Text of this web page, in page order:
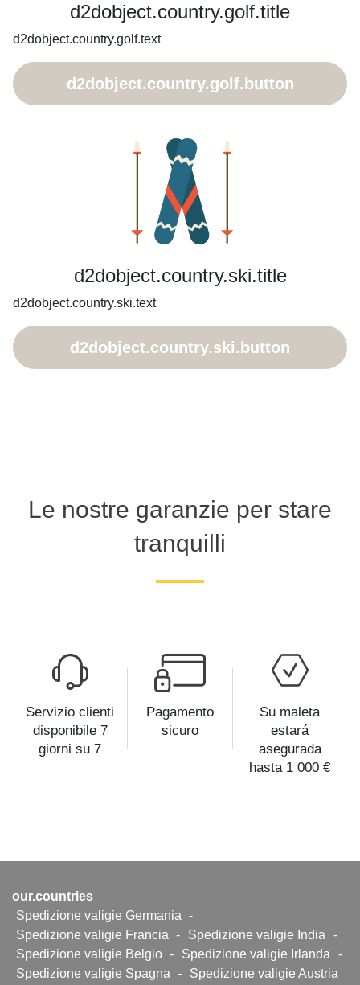
d2dobject.country.golf.title
d2dobject.country.golf.text
d2dobject.country.golf.button
d2dobject.country.ski.title
d2dobject.country.ski.text
d2dobject.country.ski.button
Le nostre garanzie per stare
tranquilli
Servizio clienti
disponibile 7
giorni su 7
Pagamento
sicuro
Su maleta
estará
asegurada
hasta 1 000 €
our.countries
Spedizione valigie Germania
-
Spedizione valigie Francia
- Spedizione valigie India
-
Spedizione valigie Belgio - Spedizione valigie Irlanda
-
Spedizione valigie Spagna
- Spedizione valigie Austria